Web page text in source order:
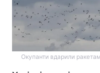
Окупанти вдарили